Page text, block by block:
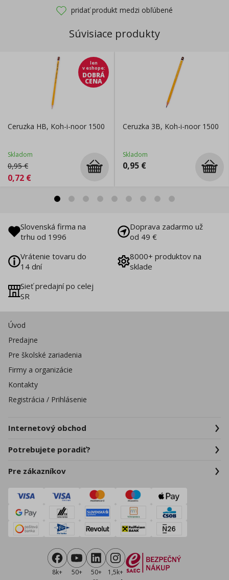
pridať produkt medzi obľúbené
Súvisiace produkty
len
v eshope:
DOBRÁ
CENA
Ceruzka HB, Koh-i-noor 1500
Skladom
0,95€
0,72 €
Ceruzka 3B, Koh-i-noor 1500
Skladom
0,95 €
Slovenská firma na
trhu od 1996
Doprava zadarmo už
od 49 €
Vrátenie tovaru do
14 dní
8000+ produktov na
sklade
Sieť predajní po celej
SR
Úvod
Predajne
Pre školské zariadenia
Firmy a organizácie
Kontakty
Registrácia / Prihlásenie
Internetový obchod
Potrebujete poradiť?
Pre zákazníkov
8k+ 50+ 50+ 1,5k+